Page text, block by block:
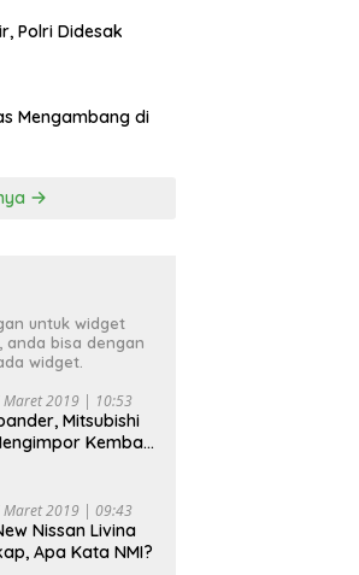
Polri Didesak
Mengambang di
untuk widget
bisa dengan
widget.
Maret 2019 | 10:53
Mitsubishi
Kembali
Maret 2019 | 09:43
Nissan Livina
Apa Kata NMI?